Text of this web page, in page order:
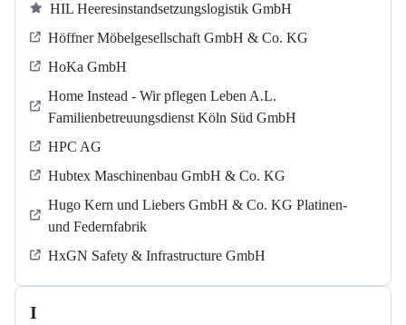
HIL Heeresinstandsetzungslogistik GmbH
Höffner Möbelgesellschaft GmbH & Co. KG
HoKa GmbH
Home Instead - Wir pflegen Leben A.L.
Familienbetreuungsdienst Köln Süd GmbH
HPC AG
Hubtex Maschinenbau GmbH & Co. KG
Hugo Kern und Liebers GmbH & Co. KG Platinen-
und Federnfabrik
HxGN Safety & Infrastructure GmbH
I